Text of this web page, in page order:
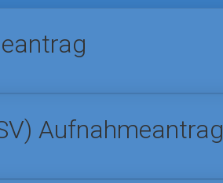
Aufnahmeantrag